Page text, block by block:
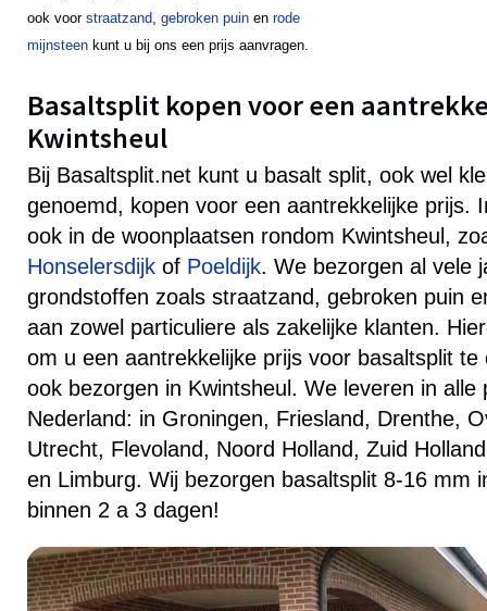
ook voor straatzand, gebroken puin en rode
mijnsteen kunt u bij ons een prijs aanvragen.
Basaltsplit kopen voor een
Kwintsheul
Bij Basaltsplit.net kunt u basalt split, ook wel
genoemd, kopen voor een aantrekkelijke prijs.
ook in de woonplaatsen rondom Kwintsheul,
Honselersdijk of Poeldijk. We bezorgen al vele
grondstoffen zoals straatzand, gebroken puin
aan zowel particuliere als zakelijke klanten.
om u een aantrekkelijke prijs voor basaltsplit
ook bezorgen in Kwintsheul. We leveren in alle
Nederland: in Groningen, Friesland, Drenthe,
Utrecht, Flevoland, Noord Holland, Zuid
en Limburg. Wij bezorgen basaltsplit 8-16 mm
binnen 2 a 3 dagen!